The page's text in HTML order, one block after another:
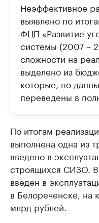
Неэффективное
выявлено по
ФЦП «Развитие
системы (2007 –
сложности на
выделено из
которые, по
переведены в
По итогам
выполнена одна из
введено в
строящихся СИЗО. В
введен в
в Белореченске, на
млрд рублей.